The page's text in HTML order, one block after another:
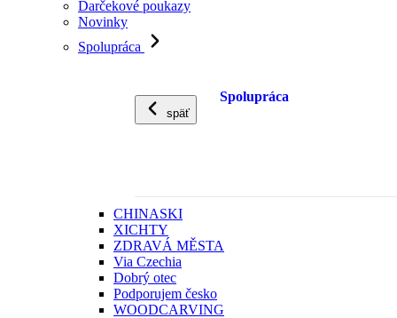
Darčekové poukazy
Novinky
Spolupráca
späť
Spolupráca
CHINASKI
XICHTY
ZDRAVÁ MĚSTA
Via Czechia
Dobrý otec
Podporujem česko
WOODCARVING